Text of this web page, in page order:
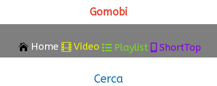
 Home  Video  Playlist  ShortTop
Cerca
Gomobi